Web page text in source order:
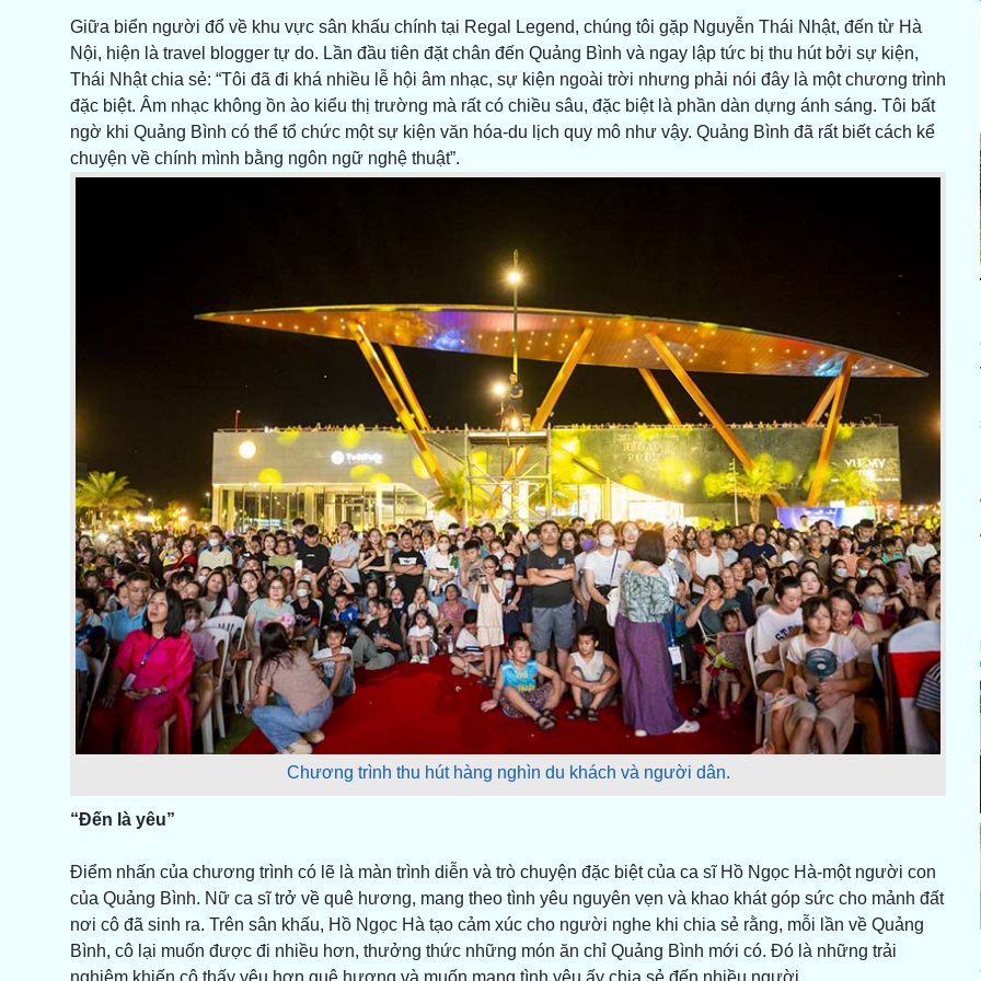
Giữa biển người đổ về khu vực sân khấu chính tại Regal Legend, chúng tôi gặp Nguyễn Thái Nhật, đến từ Hà
Nội, hiện là travel blogger tự do. Lần đầu tiên đặt chân đến Quảng Bình và ngay lập tức bị thu hút bởi sự kiện,
Thái Nhật chia sẻ: “Tôi đã đi khá nhiều lễ hội âm nhạc, sự kiện ngoài trời nhưng phải nói đây là một chương trình
đặc biệt. Âm nhạc không ồn ào kiểu thị trường mà rất có chiều sâu, đặc biệt là phần dàn dựng ánh sáng. Tôi bất
ngờ khi Quảng Bình có thể tổ chức một sự kiện văn hóa-du lịch quy mô như vậy. Quảng Bình đã rất biết cách kể
chuyện về chính mình bằng ngôn ngữ nghệ thuật”.
Chương trình thu hút hàng nghìn du khách và người dân.
“Đến là yêu”
Điểm nhấn của chương trình có lẽ là màn trình diễn và trò chuyện đặc biệt của ca sĩ Hồ Ngọc Hà-một người con
của Quảng Bình. Nữ ca sĩ trở về quê hương, mang theo tình yêu nguyên vẹn và khao khát góp sức cho mảnh đất
nơi cô đã sinh ra. Trên sân khấu, Hồ Ngọc Hà tạo cảm xúc cho người nghe khi chia sẻ rằng, mỗi lần về Quảng
Bình, cô lại muốn được đi nhiều hơn, thưởng thức những món ăn chỉ Quảng Bình mới có. Đó là những trải